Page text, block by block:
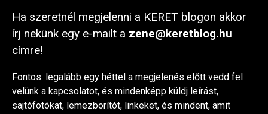
Ha szeretnél megjelenni a KERET blogon akkor
írj nekünk egy e-mailt a zene@keretblog.hu
címre!
Fontos: legalább egy héttel a megjelenés előtt vedd fel
velünk a kapcsolatot, és mindenképp küldj leírást,
sajtófotókat, lemezborítót, linkeket, és mindent, amit